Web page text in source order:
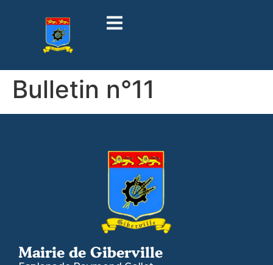
Bulletin n°11
Mairie de Giberville